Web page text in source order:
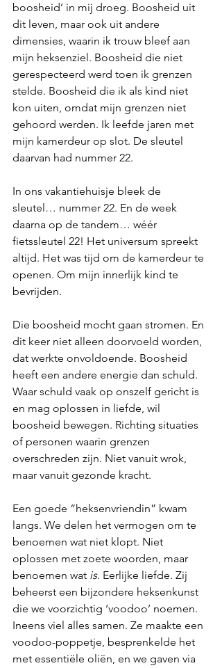
boosheid’ in mij droeg. Boosheid uit
dit leven, maar ook uit andere
dimensies, waarin ik trouw bleef aan
mijn heksenziel. Boosheid die niet
gerespecteerd werd toen ik grenzen
stelde. Boosheid die ik als kind niet
kon uiten, omdat mijn grenzen niet
gehoord werden. Ik leefde jaren met
mijn kamerdeur op slot. De sleutel
daarvan had nummer 22.
In ons vakantiehuisje bleek de
sleutel… nummer 22. En de week
daarna op de tandem… wéér
fietssleutel 22! Het universum spreekt
altijd. Het was tijd om de kamerdeur te
openen. Om mijn innerlijk kind te
bevrijden.
Die boosheid mocht gaan stromen. En
dit keer niet alleen doorvoeld worden,
dat werkte onvoldoende. Boosheid
heeft een andere energie dan schuld.
Waar schuld vaak op onszelf gericht is
en mag oplossen in liefde, wil
boosheid bewegen. Richting situaties
of personen waarin grenzen
overschreden zijn. Niet vanuit wrok,
maar vanuit gezonde kracht.
Een goede “heksenvriendin” kwam
langs. We delen het vermogen om te
benoemen wat niet klopt. Niet
oplossen met zoete woorden, maar
benoemen wat is. Eerlijke liefde. Zij
beheerst een bijzondere heksenkunst
die we voorzichtig ‘voodoo’ noemen.
Ineens viel alles samen. Ze maakte een
voodoo-poppetje, besprenkelde het
met essentiële oliën, en we gaven via